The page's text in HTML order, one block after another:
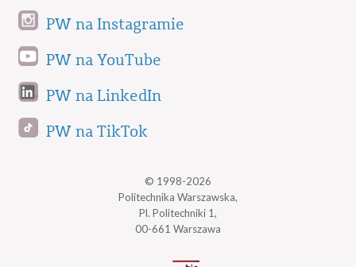
PW na Instagramie
PW na YouTube
PW na LinkedIn
PW na TikTok
© 1998-2026
Politechnika Warszawska,
Pl. Politechniki 1,
00-661 Warszawa